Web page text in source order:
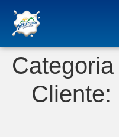
Cliente: